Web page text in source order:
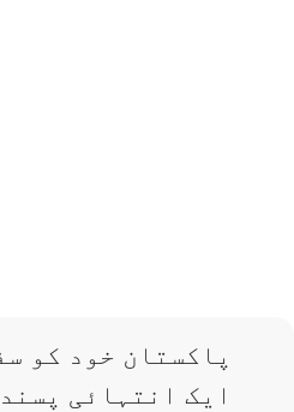
پاکستان خود کو
ایک انتہائی